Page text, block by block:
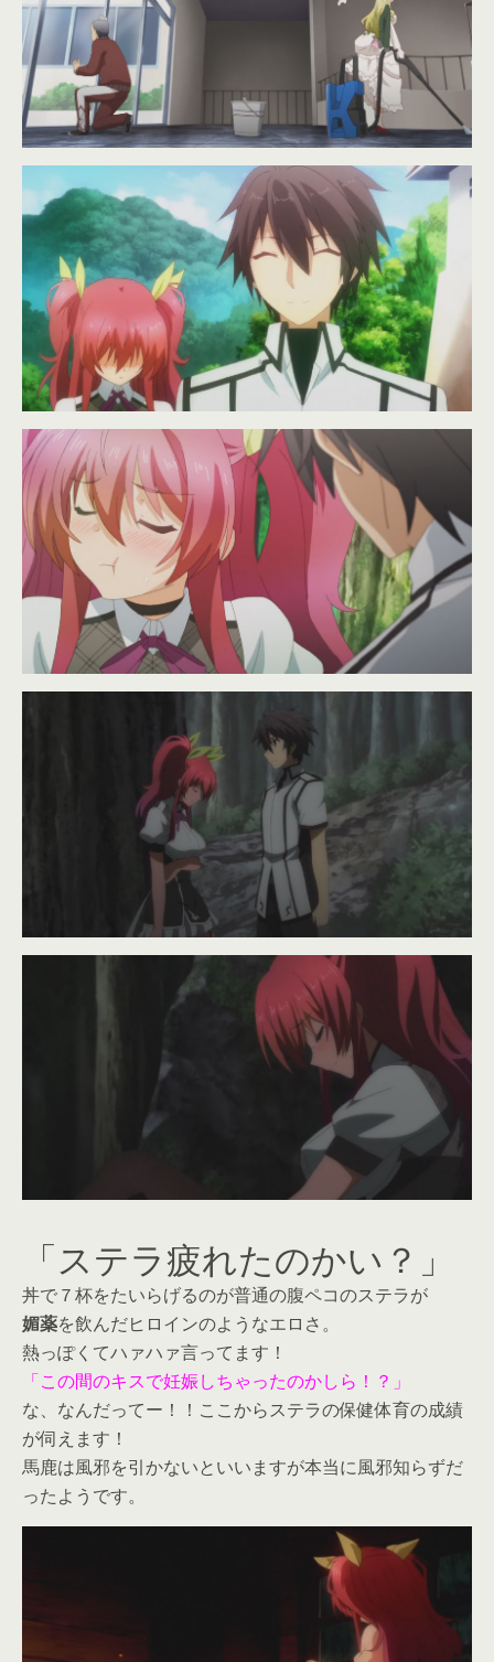
「ステラ疲れたのかい？」
丼で７杯をたいらげるのが普通の腹ペコのステラが
媚薬を飲んだヒロインのようなエロさ。
熱っぽくてハァハァ言ってます！
「この間のキスで妊娠しちゃったのかしら！？」
な、なんだってー！！ここからステラの保健体育の成績
が伺えます！
馬鹿は風邪を引かないといいますが本当に風邪知らずだ
ったようです。